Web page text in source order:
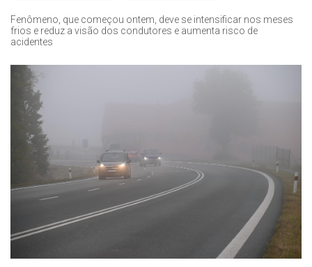
Fenômeno, que começou ontem, deve se intensificar nos meses
frios e reduz a visão dos condutores e aumenta risco de
acidentes